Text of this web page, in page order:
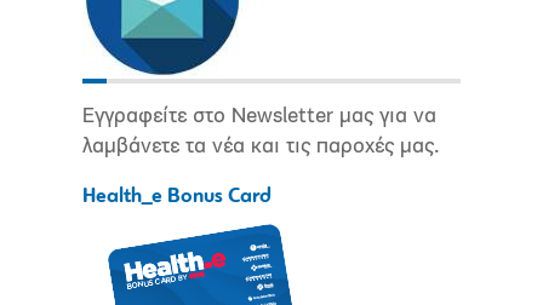
Εγγραφείτε στο Newsletter μας για να
λαμβάνετε τα νέα και τις παροχές μας.
Health_e Bonus Card